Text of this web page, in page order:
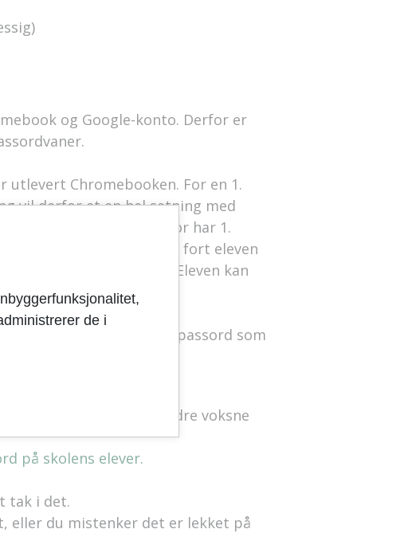
og Google-konto. Derfor er
utlevert Chromebooken. For en 1.
vil derfor et en hel setning med
være vanskelig. Derfor har 1.
eller Gøyalbamse. Så fort eleven
klasse skal dette byttes. Eleven kan
kr@ngler aldri!"
være et passord som
din, læreren eller andre voksne
på skolens elever.
tak i det.
du mistenker det er lekket på
de i